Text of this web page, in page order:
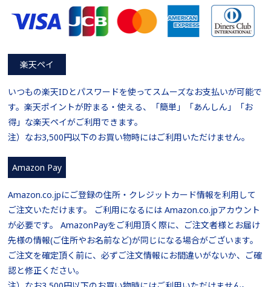
楽天ペイ
いつもの楽天IDとパスワードを使ってスムーズなお支払いが可能で
す。楽天ポイントが貯まる・使える、「簡単」「あんしん」「お
得」な楽天ペイがご利用できます。
注）なお3,500円以下のお買い物時にはご利用いただけません。
Amazon Pay
Amazon.co.jpにご登録の住所・クレジットカード情報を利用して
ご注文いただけます。 ご利用になるには Amazon.co.jpアカウント
が必要です。 AmazonPayをご利用頂く際に、ご注文者様とお届け
先様の情報(ご住所やお名前など)が同じになる場合がございます。
ご注文を確定頂く前に、必ずご注文情報にお間違いがないか、ご確
認と修正ください。